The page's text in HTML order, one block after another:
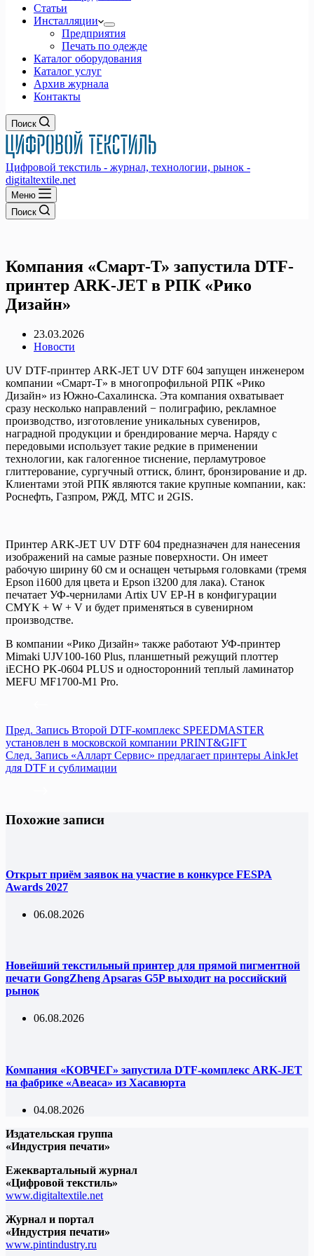
Статьи
Инсталляции
Предприятия
Печать по одежде
Каталог оборудования
Каталог услуг
Архив журнала
Контакты
Поиск
Цифровой текстиль - журнал, технологии, рынок -
digitaltextile.net
Меню
Поиск
Компания «Смарт-Т» запустила DTF-
принтер ARK-JET в РПК «Рико
Дизайн»
23.03.2026
Новости
UV DTF-принтер ARK-JET UV DTF 604 запущен инженером
компании «Смарт-Т» в многопрофильной РПК «Рико
Дизайн» из Южно-Сахалинска. Эта компания охватывает
сразу несколько направлений − полиграфию, рекламное
производство, изготовление уникальных сувениров,
наградной продукции и брендирование мерча. Наряду с
передовыми использует такие редкие в применении
технологии, как галогенное тиснение, перламутровое
глиттерование, сургучный оттиск, блинт, бронзирование и др.
Клиентами этой РПК являются такие крупные компании, как:
Роснефть, Газпром, РЖД, МТС и 2GIS.
Принтер ARK-JET UV DTF 604 предназначен для нанесения
изображений на самые разные поверхности. Он имеет
рабочую ширину 60 см и оснащен четырьмя головками (тремя
Epson i1600 для цвета и Epson i3200 для лака). Станок
печатает УФ-чернилами Artix UV EP-H в конфигурации
CMYK + W + V и будет применяться в сувенирном
производстве.
В компании «Рико Дизайн» также работают УФ-принтер
Mimaki UJV100-160 Plus, планшетный режущий плоттер
iECHO PK-0604 PLUS и односторонний теплый ламинатор
MEFU MF1700-M1 Pro.
Пред. Запись Второй DTF-комплекс SPEEDMASTER
установлен в московской компании PRINT&GIFT
След. Запись «Алларт Сервис» предлагает принтеры AinkJet
для DTF и сублимации
Похожие записи
Открыт приём заявок на участие в конкурсе FESPA
Awards 2027
06.08.2026
Новейший текстильный принтер для прямой пигментной
печати GongZheng Apsaras G5P выходит на российский
рынок
06.08.2026
Компания «КОВЧЕГ» запустила DTF-комплекс ARK-JET
на фабрике «Авеаса» из Хасавюрта
04.08.2026
Издательская группа
«Индустрия печати»
Ежеквартальный журнал
«Цифровой текстиль»
www.digitaltextile.net
Журнал и портал
«Индустрия печати»
www.pintindustry.ru